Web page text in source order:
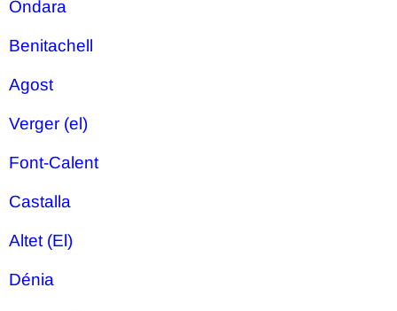
Ondara
Benitachell
Agost
Verger (el)
Font-Calent
Castalla
Altet (El)
Dénia